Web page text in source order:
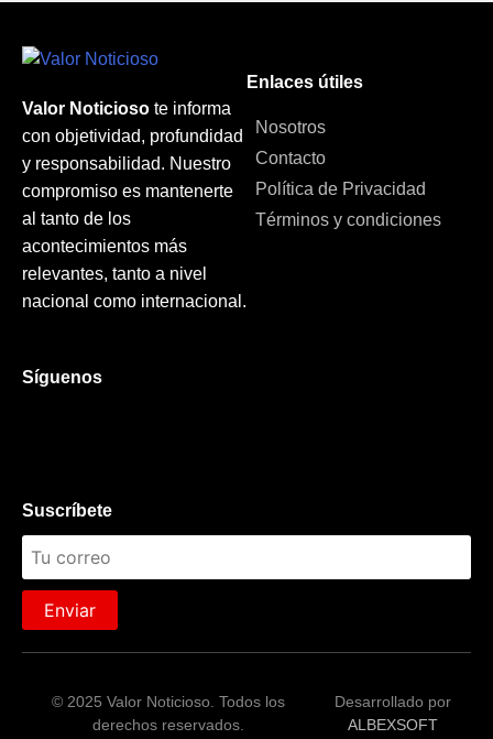
Valor Noticioso te informa
con objetividad, profundidad
y responsabilidad. Nuestro
compromiso es mantenerte
al tanto de los
acontecimientos más
relevantes, tanto a nivel
nacional como internacional.
Enlaces útiles
Nosotros
Contacto
Política de Privacidad
Términos y condiciones
Síguenos
Suscríbete
Enviar
© 2025 Valor Noticioso. Todos los
derechos reservados.
Desarrollado por
ALBEXSOFT